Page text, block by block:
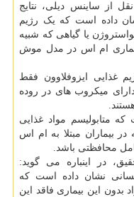
از ساینس دیلی، نتایج
داده است که یک رژیم
یا گیاهی که شبیه
ام اس در مدل موش
غذایی ایزوفلاوون فقط
میکروب های در روده
متابولیسم مواد غذایی
بیماران مبتلا به ام اس
محافظتی باشد.
در اینباره می گوید:
نشان داده است که
بدون این بیماری فاقد این